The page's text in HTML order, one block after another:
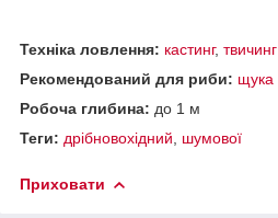
Техніка ловлення: кастинг, твичинг
Рекомендований для риби: щука
Робоча глибина: до 1 м
Теги: дрібновохідний шумової
Приховати